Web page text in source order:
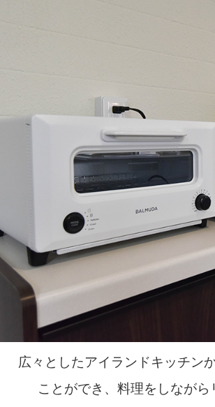
広々としたアイランドキッチン
ことができ、料理をしなが